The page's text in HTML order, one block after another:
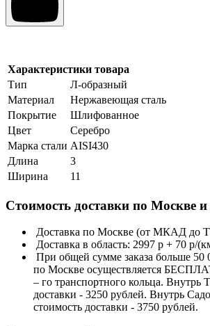
Характеристики товара
Тип
Л-образный
Материал
Нержавеющая сталь
Покрытие
Шлифованное
Цвет
Серебро
Марка стали AISI430
Длина
3
Ширина
11
Стоимость доставки по Москве и
Доставка по Москве (от МКАД до
Доставка в область: 2997 р + 70 р/
При общей сумме заказа больше 50
по Москве осуществляется
– го транспортного кольца. Внутрь
доставки - 3250 рублей. Внутрь
стоимость доставки - 3750 рублей.